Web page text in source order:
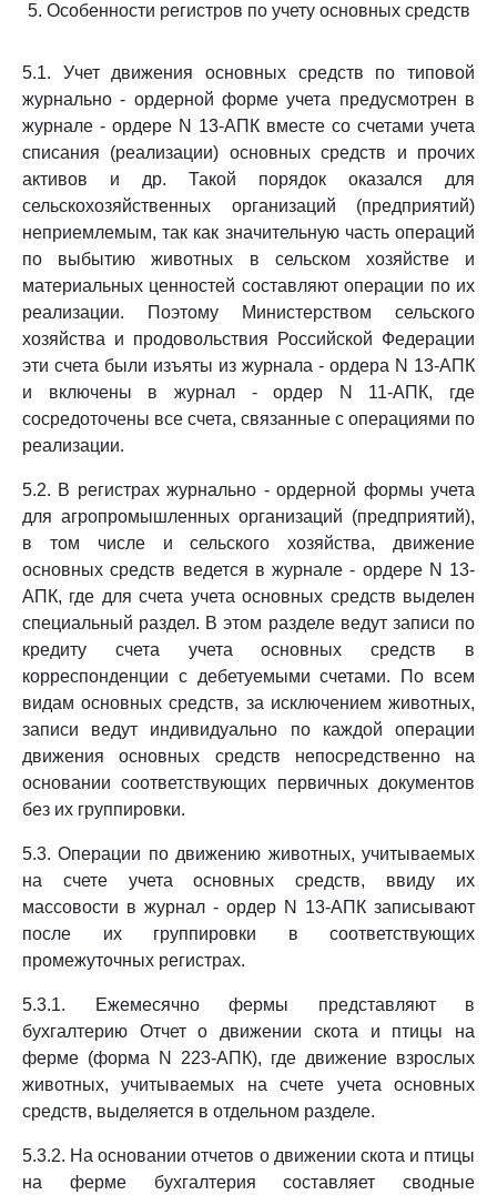
5. Особенности регистров по учету основных средств
5.1. Учет движения основных средств по типовой
журнально - ордерной форме учета предусмотрен в
журнале - ордере N 13-АПК вместе со счетами учета
списания (реализации) основных средств и прочих
активов и др. Такой порядок оказался для
сельскохозяйственных организаций (предприятий)
неприемлемым, так как значительную часть операций
по выбытию животных в сельском хозяйстве и
материальных ценностей составляют операции по их
реализации. Поэтому Министерством сельского
хозяйства и продовольствия Российской Федерации
эти счета были изъяты из журнала - ордера N 13-АПК
и включены в журнал - ордер N 11-АПК, где
сосредоточены все счета, связанные с операциями по
реализации.
5.2. В регистрах журнально - ордерной формы учета
для агропромышленных организаций (предприятий),
в том числе и сельского хозяйства, движение
основных средств ведется в журнале - ордере N 13-
АПК, где для счета учета основных средств выделен
специальный раздел. В этом разделе ведут записи по
кредиту счета учета основных средств в
корреспонденции с дебетуемыми счетами. По всем
видам основных средств, за исключением животных,
записи ведут индивидуально по каждой операции
движения основных средств непосредственно на
основании соответствующих первичных документов
без их группировки.
5.3. Операции по движению животных, учитываемых
на счете учета основных средств, ввиду их
массовости в журнал - ордер N 13-АПК записывают
после их группировки в соответствующих
промежуточных регистрах.
5.3.1. Ежемесячно фермы представляют в
бухгалтерию Отчет о движении скота и птицы на
ферме (форма N 223-АПК), где движение взрослых
животных, учитываемых на счете учета основных
средств, выделяется в отдельном разделе.
5.3.2. На основании отчетов о движении скота и птицы
на ферме бухгалтерия составляет сводные